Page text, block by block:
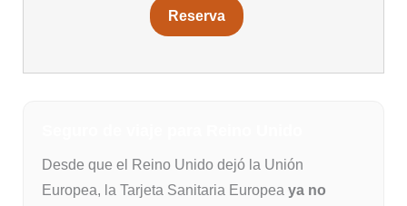
Reserva
Desde que el Reino Unido dejó la Unión
Europea, la Tarjeta Sanitaria Europea ya no